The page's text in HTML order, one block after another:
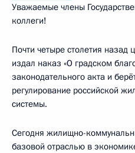
Уважаемые члены
коллеги!
Почти четыре столетия
издал наказ «О градском
законодательного акта и
регулирование российской
системы.
Сегодня жилищно-
базовой отраслью в